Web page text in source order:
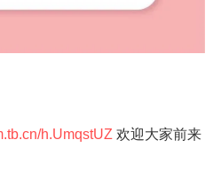
h.UmqstUZ 欢迎大家前来